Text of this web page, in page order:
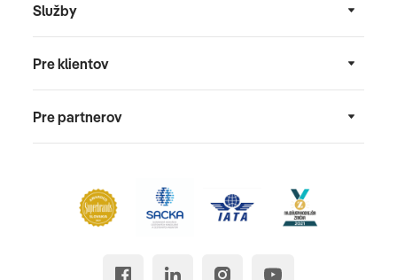
Služby
Pre klientov
Pre partnerov